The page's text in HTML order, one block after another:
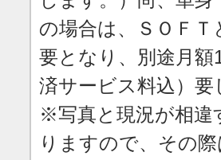
の場合は、ＳＯＦＴ
要となり、別途月額
済サービス料込）要
※写真と現況が相違
りますので、その